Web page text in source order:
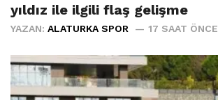
yıldız ile ilgili flaş gelişme
YAZAN: ALATURKA SPOR 17 SAAT ÖNCE